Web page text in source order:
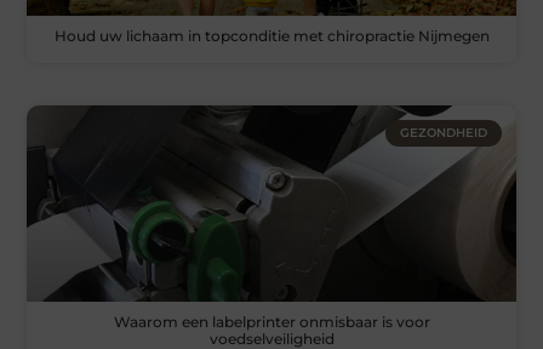
Houd uw lichaam in topconditie met chiropractie Nijmegen
GEZONDHEID
Waarom een labelprinter onmisbaar is voor
voedselveiligheid